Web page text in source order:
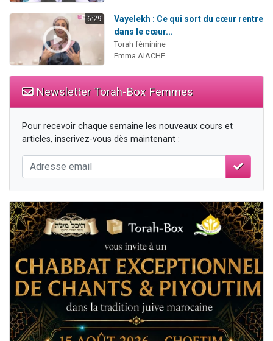
6:29
Vayelekh : Ce qui sort du cœur rentre
dans le cœur...
Torah féminine
Emma AIACHE
Newsletter Torah-Box Femmes
Pour recevoir chaque semaine les nouveaux cours et
articles, inscrivez-vous dès maintenant :